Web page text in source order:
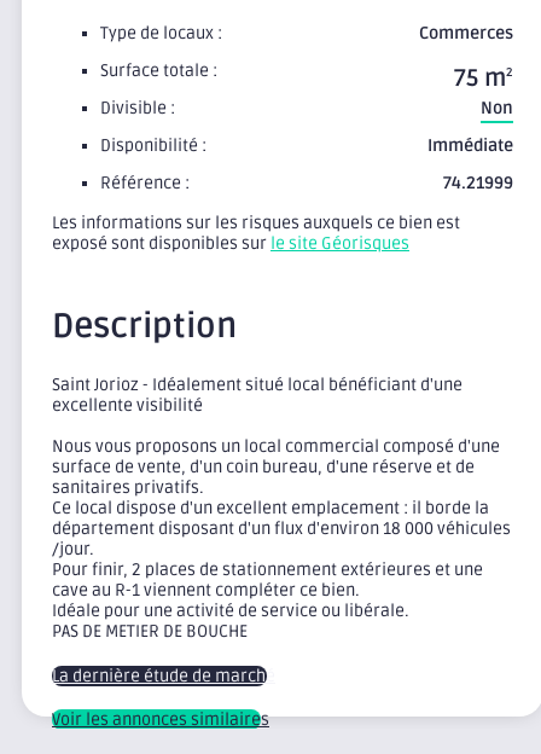
Type de locaux :
Commerces
Surface totale :
75 m2
Divisible :
Non
Disponibilité :
Immédiate
Référence :
74.21999
Les informations sur les risques auxquels ce bien est
exposé sont disponibles sur le site Géorisques
Description
Saint Jorioz - Idéalement situé local bénéficiant d'une
excellente visibilité
Nous vous proposons un local commercial composé d'une
surface de vente, d'un coin bureau, d'une réserve et de
sanitaires privatifs.
Ce local dispose d'un excellent emplacement : il borde la
département disposant d'un flux d'environ 18 000 véhicules
/jour.
Pour finir, 2 places de stationnement extérieures et une
cave au R-1 viennent compléter ce bien.
Idéale pour une activité de service ou libérale.
PAS DE METIER DE BOUCHE
La dernière étude de marché
Voir les annonces similaires